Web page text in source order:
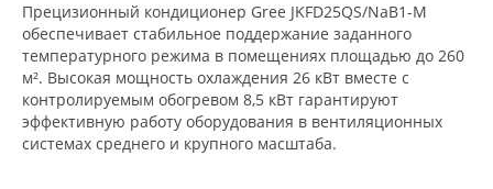
Прецизионный кондиционер Gree JKFD25QS/NaB1-M
обеспечивает стабильное поддержание заданного
температурного режима в помещениях площадью до 260
м². Высокая мощность охлаждения 26 кВт вместе с
контролируемым обогревом 8,5 кВт гарантируют
эффективную работу оборудования в вентиляционных
системах среднего и крупного масштаба.